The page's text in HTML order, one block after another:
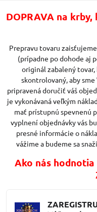
DOPRAVA na
Prepravu tovaru
(prípadne po dohode aj
originál zabalený
skontrolovaný, aby
pripravená doručiť váš
je vykonávaná veľkým
mať prístupnú spevnenú
vyplnení objednávky vás
presné informácie o
vážime a budeme sa
Ako nás